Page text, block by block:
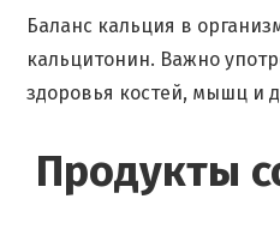
Баланс кальция в
кальцитонин. Важно
здоровья костей, мышц и
Продукты